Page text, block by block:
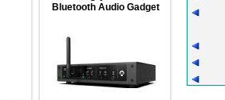
Bluetooth Audio Gadget